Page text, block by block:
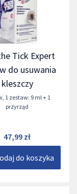
Tick Expert
do usuwania
kleszczy
, 1 zestaw: 9 ml + 1
przyrząd
47,99 zł
do koszyka